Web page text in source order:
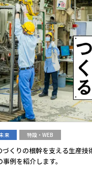
来 特設・WEB
くりの根幹を支える生産技
例を紹介します。